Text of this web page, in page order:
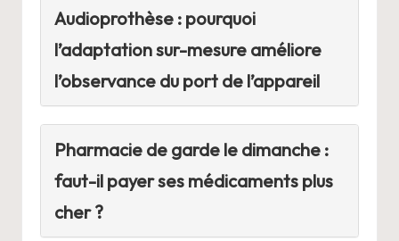
Audioprothèse : pourquoi
l’adaptation sur-mesure améliore
l’observance du port de l’appareil
Pharmacie de garde le dimanche :
faut-il payer ses médicaments plus
cher ?